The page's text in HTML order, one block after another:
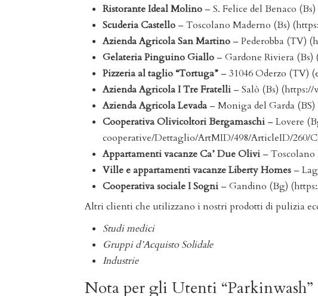
Ristorante Ideal Molino – S. Felice del Benaco
Scuderia Castello – Toscolano Maderno (Bs)
Azienda Agricola San Martino – Pederobba (TV)
Gelateria Pinguino Giallo – Gardone Riviera
Pizzeria al taglio “Tortuga” – 31046 Oderzo (TV)
Azienda Agricola I Tre Fratelli – Salò (Bs)
Azienda Agricola Levada – Moniga del Garda
Cooperativa Olivicoltori Bergamaschi – Lovere
cooperative/Dettaglio/ArtMID/498/ArticleID/260/
Appartamenti vacanze Ca’ Due Olivi –
Ville e appartamenti vacanze Liberty Homes –
Cooperativa sociale I Sogni – Gandino (Bg)
Altri clienti che utilizzano i nostri prodotti di pulizia
Studi medici
Gruppi d’Acquisto Solidale
Industrie
Nota per gli Utenti “Parkinwash”